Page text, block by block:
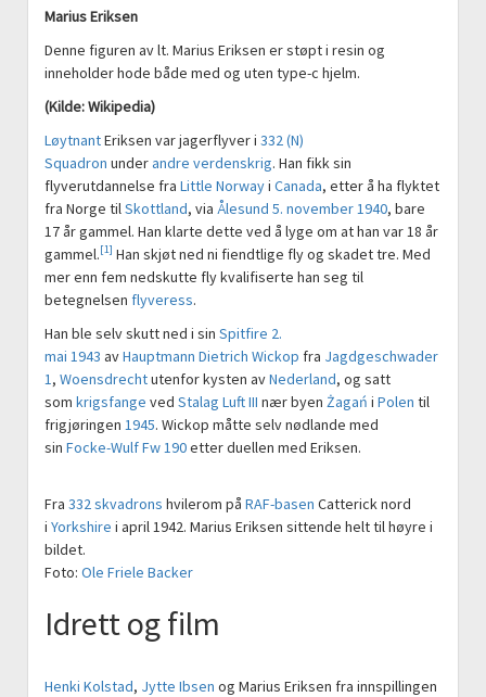
Marius Eriksen
Denne figuren av lt. Marius Eriksen er støpt i resin og
inneholder hode både med og uten type-c hjelm.
(Kilde: Wikipedia)
LøytnantEriksen var jagerflyver i 332 (N)
Squadron underandre verdenskrig. Han fikk sin
flyverutdannelse fra Little Norwayi Canada, etter å ha flyktet
fra Norge til Skottland, via Ålesund 5. november 1940, bare
17 år gammel. Han klarte dette ved å lyge om at han var 18 år
gammel.[1] Han skjøt ned ni fiendtlige fly og skadet tre. Med
mer enn fem nedskutte fly kvalifiserte han seg til
betegnelsen flyveress.
Han ble selv skutt ned i sin Spitfire 2.
mai 1943 avHauptmann Dietrich Wickop fra Jagdgeschwader
1 , Woensdrechtutenfor kysten avNederland, og satt
som krigsfange ved Stalag Luft III nær byen Żagań i Polen til
frigjøringen 1945. Wickop måtte selv nødlande med
sin Focke-Wulf Fw 190etter duellen med Eriksen.
Fra 332 skvadrons hvilerom på RAF-basen Catterick nord
i Yorkshire i april 1942. Marius Eriksen sittende helt til høyre i
bildet.
Foto: Ole Friele Backer
Idrett og film
Henki Kolstad, Jytte Ibsen og Marius Eriksen fra innspillingen